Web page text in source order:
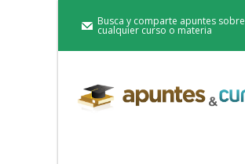
Busca y comparte apuntes sobre
cualquier curso o materia